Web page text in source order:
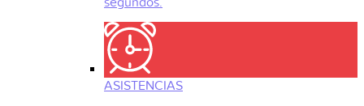
ASISTENCIAS